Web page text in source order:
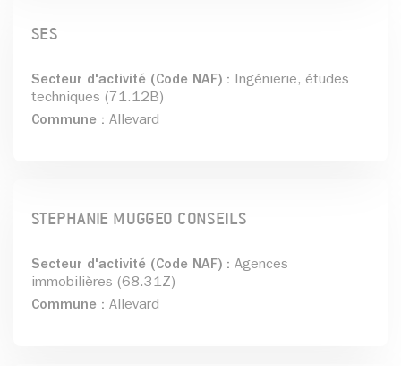
SES
Secteur d'activité (Code NAF) : Ingénierie, études
techniques (71.12B)
Commune : Allevard
STEPHANIE MUGGEO CONSEILS
Secteur d'activité (Code NAF) : Agences
immobilières (68.31Z)
Commune : Allevard